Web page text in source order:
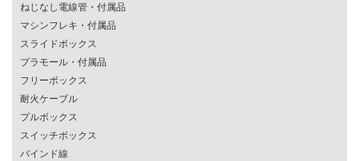
ねじなし電線管・付属品
マシンフレキ・付属品
スライドボックス
プラモール・付属品
フリーボックス
耐火ケーブル
プルボックス
スイッチボックス
バインド線